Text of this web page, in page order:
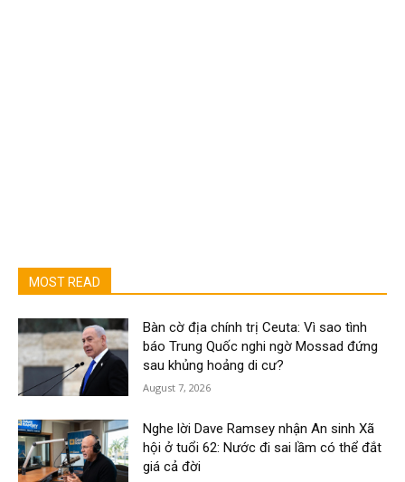
MOST READ
Bàn cờ địa chính trị Ceuta: Vì sao tình
báo Trung Quốc nghi ngờ Mossad đứng
sau khủng hoảng di cư?
August 7, 2026
Nghe lời Dave Ramsey nhận An sinh Xã
hội ở tuổi 62: Nước đi sai lầm có thể đắt
giá cả đời